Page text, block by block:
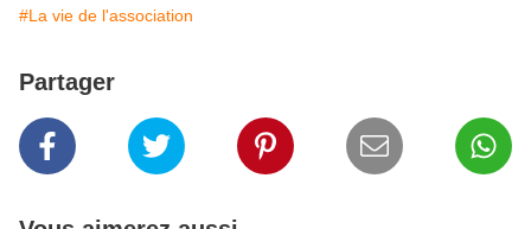
#La vie de l'association
Partager